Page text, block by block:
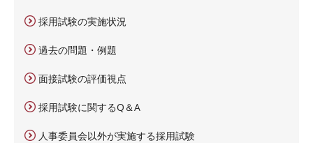
採用試験の実施状況
過去の問題・例題
面接試験の評価視点
採用試験に関するQ＆A
人事委員会以外が実施する採用試験